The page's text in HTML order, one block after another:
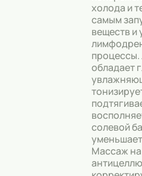
холода и
самым
веществ и
процессы.
обладает
солевой
Массаж